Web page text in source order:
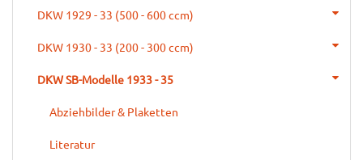
DKW 1929 - 33 (500 - 600 ccm)
DKW 1930 - 33 (200 - 300 ccm)
DKW SB-Modelle 1933 - 35
Abziehbilder & Plaketten
Literatur